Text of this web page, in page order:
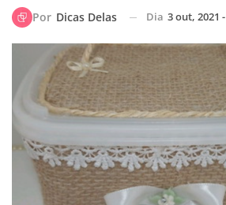
Por Dicas Delas Dia 3 out, 2021